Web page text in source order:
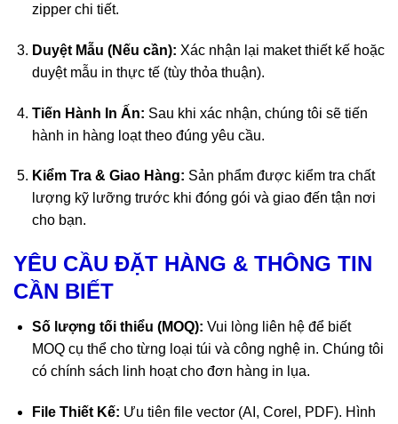
zipperchi tiết.
Duyệt Mẫu (Nếu cần): Xác nhận lại maket thiết kế hoặc
duyệt mẫu in thực tế (tùy thỏa thuận).
Tiến Hành In Ấn: Sau khi xác nhận, chúng tôi sẽ tiến
hành in hàng loạt theo đúng yêu cầu.
Kiểm Tra & Giao Hàng: Sản phẩm được kiểm tra chất
lượng kỹ lưỡng trước khi đóng gói và giao đến tận nơi
cho bạn.
YÊU CẦU ĐẶT HÀNG & THÔNG TIN
CẦN BIẾT
Số lượng tối thiểu (MOQ): Vui lòng liên hệ để biết
MOQ cụ thể cho từng loại túi và công nghệ in. Chúng tôi
có chính sách linh hoạt cho đơn hàng in lụa.
File Thiết Kế: Ưu tiên file vector (AI, Corel, PDF). Hình